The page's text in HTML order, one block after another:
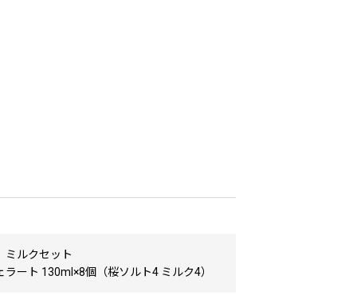
ミルクセット
ラート 130ml×8個（桜ソルト4 ミルク4）